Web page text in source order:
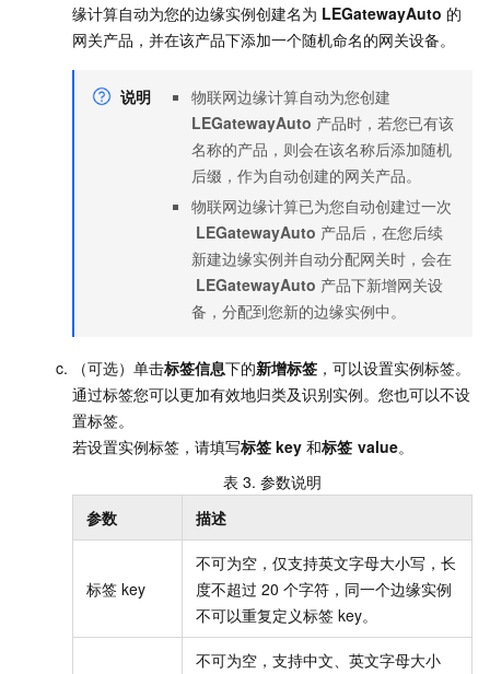
缘计算自动为您的边缘实例创建名为 LEGatewayAuto 的
网关产品，并在该产品下添加一个随机命名的网关设备。
说明
物联网边缘计算自动为您创建
LEGatewayAuto 产品时，若您已有该
名称的产品，则会在该名称后添加随机
后缀，作为自动创建的网关产品。
物联网边缘计算已为您自动创建过一次
LEGatewayAuto 产品后，在您后续
新建边缘实例并自动分配网关时，会在
LEGatewayAuto 产品下新增网关设
备，分配到您新的边缘实例中。
（可选）单击标签信息下的新增标签 ，可以设置实例标签。
通过标签您可以更加有效地归类及识别实例。您也可以不设
置标签。
若设置实例标签，请填写标签 key 和标签 value。
表 3. 参数说明
参数
描述
标签 key
不可为空，仅支持英文字母大小写，长
度不超过 20 个字符，同一个边缘实例
不可以重复定义标签 key。
不可为空，支持中文、英文字母大小